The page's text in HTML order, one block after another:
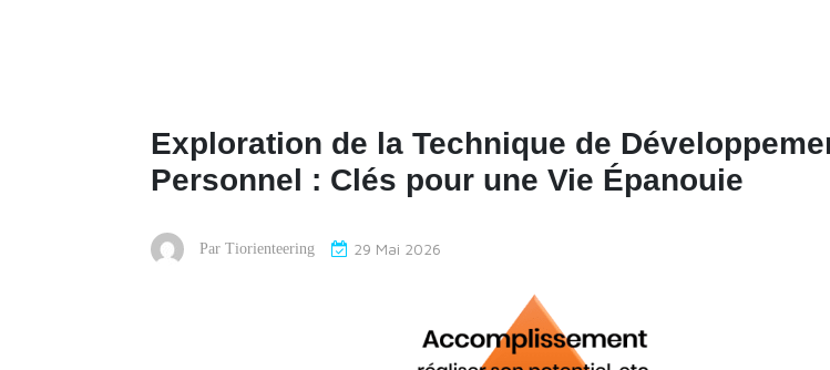
Exploration de la Technique de
Personnel : Clés pour une Vie Épanouie
Par Tiorienteering 29 Mai 2026